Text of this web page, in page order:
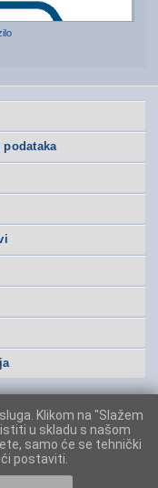
podataka
Klikom na "Slažem
u skladu s našom
samo će se tehnički
postaviti.